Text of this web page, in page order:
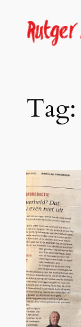
content
Tag: